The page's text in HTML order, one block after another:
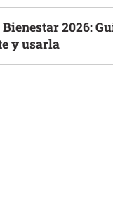
2026:
y usarla